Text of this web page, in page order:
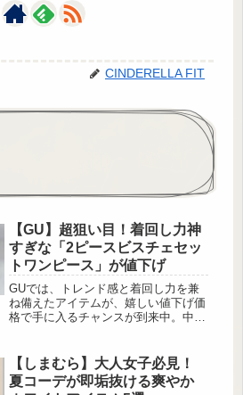
CINDERELLA FIT
【GU】超狙い目！着回し力神
すぎな「2ピースビスチェセッ
トワンピース」が値下げ
GUでは、トレンド感と着回し力を兼
ね備えたアイテムが、嬉しい値下げ価
格で手に入るチャンスが到来中。中で
ンピース」です。秋冬らしいフェザー
素材のビスチェと、すっきり着られる
リブワンピースの組み合わせで、コー
【しまむら】大人女子必見！
夏コーデが即垢抜ける爽やか